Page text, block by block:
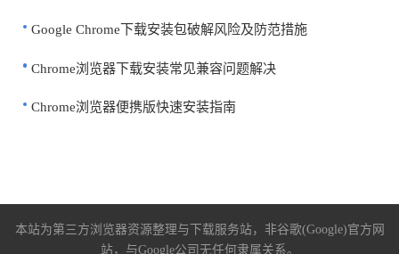
Google Chrome下载安装包破解风险及防范措施
Chrome浏览器下载安装常见兼容问题解决
Chrome浏览器便携版快速安装指南
本站为第三方浏览器资源整理与下载服务站，非谷歌(Google)官方网
站，与Google公司无任何隶属关系。